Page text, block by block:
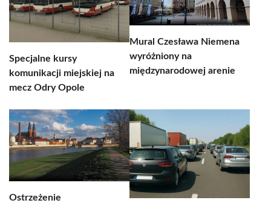
Specjalne kursy
komunikacji miejskiej na
mecz Odry Opole
Mural Czesława Niemena
wyróżniony na
międzynarodowej arenie
Ostrzeżenie